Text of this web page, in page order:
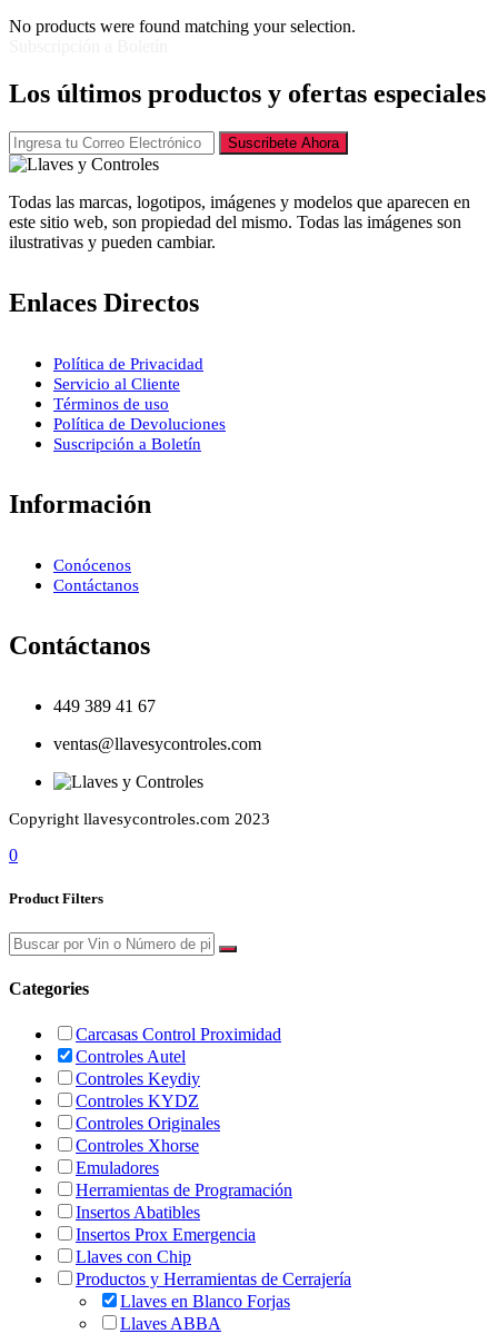
No products were found matching your selection.
Los últimos productos y ofertas especiales
Suscribete Ahora
Todas las marcas, logotipos, imágenes y modelos que aparecen en
este sitio web, son propiedad del mismo. Todas las imágenes son
ilustrativas y pueden cambiar.
Enlaces Directos
Política de Privacidad
Servicio al Cliente
Términos de uso
Política de Devoluciones
Suscripción a Boletín
Información
Conócenos
Contáctanos
Contáctanos
449 389 41 67
ventas@llavesycontroles.com
Copyright llavesycontroles.com 2023
0
Product Filters
Categories
Carcasas Control Proximidad
Controles Autel
Controles Keydiy
Controles KYDZ
Controles Originales
Controles Xhorse
Emuladores
Herramientas de Programación
Insertos Abatibles
Insertos Prox Emergencia
Llaves con Chip
Productos y Herramientas de Cerrajería
Llaves en Blanco Forjas
Llaves ABBA